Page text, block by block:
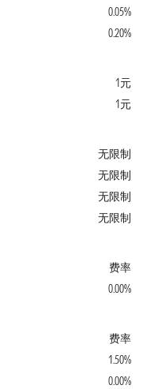
0.05%
0.20%
1元
1元
无限制
无限制
无限制
无限制
费率
0.00%
费率
1.50%
0.00%